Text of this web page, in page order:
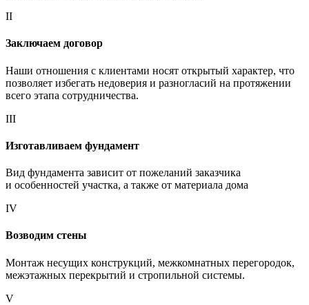
II
Заключаем договор
Наши отношения с клиентами носят открытый характер, что
позволяет избегать недоверия и разногласий на протяжении
всего этапа сотрудничества.
III
Изготавливаем фундамент
Вид фундамента зависит от пожеланий заказчика
и особенностей участка, а также от материала дома
IV
Возводим стены
Монтаж несущих конструкций, межкомнатных перегородок,
межэтажных перекрытий и стропильной системы.
V